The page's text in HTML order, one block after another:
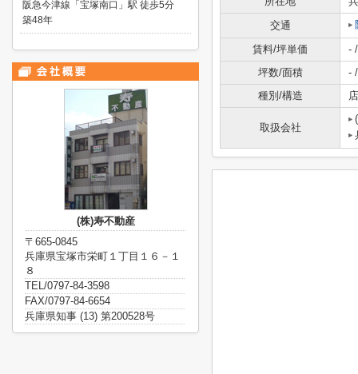
交通
賃料/坪単価
-
坪数/面積
-
種別/構造
取扱会社
阪急今津線「宝塚南口」駅 徒歩5分
築48年
(株)寿不動産
〒665-0845
兵庫県宝塚市栄町１丁目１６－１
８
TEL/0797-84-3598
FAX/0797-84-6654
兵庫県知事 (13) 第200528号